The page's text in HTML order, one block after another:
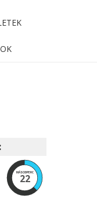
MÁSODPERC
21